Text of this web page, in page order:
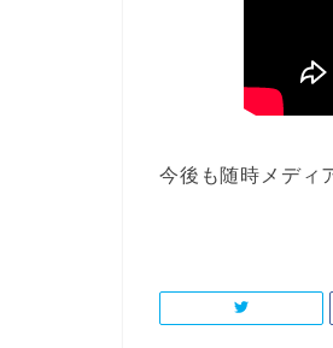
今後も随時メディ